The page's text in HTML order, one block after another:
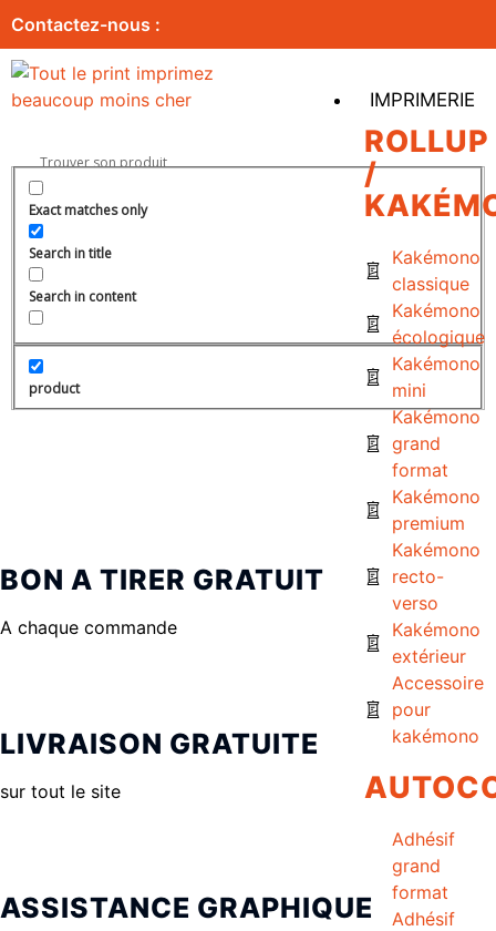
Contactez-nous :
IMPRIMERIE
ROLLUP
/
Kakémono
classique
Kakémono
écologique
Kakémono
mini
Kakémono
grand
format
Kakémono
premium
Kakémono
recto-
verso
Kakémono
extérieur
Accessoire
pour
kakémono
Adhésif
grand
format
Adhésif
Exact matches only
Search in title
Search in content
product
BON A TIRER GRATUIT
A chaque commande
LIVRAISON GRATUITE
sur tout le site
ASSISTANCE GRAPHIQUE